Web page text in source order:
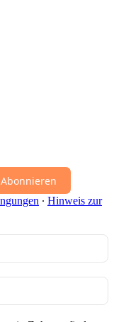
Abonnieren
∙ Hinweis zur